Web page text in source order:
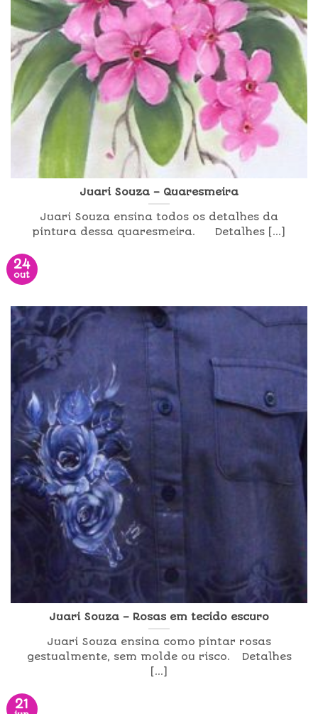
Juari Souza – Quaresmeira
Juari Souza ensina todos os detalhes da
pintura dessa quaresmeira. Detalhes [...]
24
out
Juari Souza – Rosas em tecido escuro
Juari Souza ensina como pintar rosas
gestualmente, sem molde ou risco. Detalhes
[...]
21